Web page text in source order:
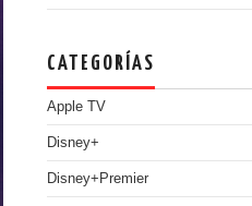
CATEGORÍAS
Apple TV
Disney+
Disney+Premier